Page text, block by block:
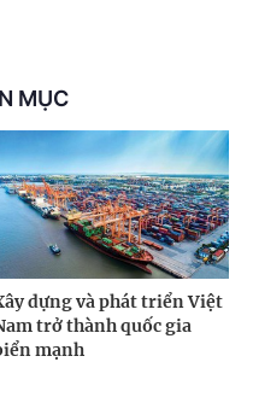
MỤC
dựng và phát triển Việt
trở thành quốc gia
mạnh